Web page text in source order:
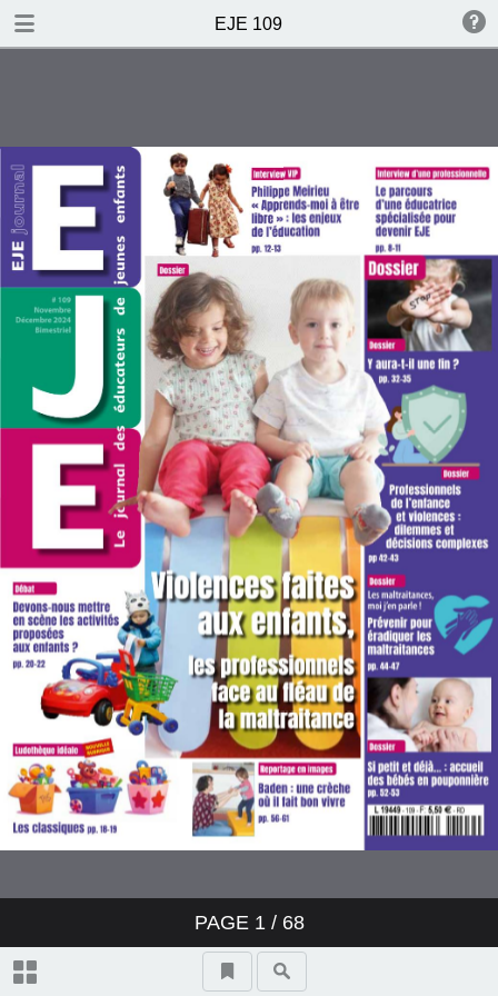
EJE 109
PAGE 1/ 68
Une professionnelle
aux deux casquettes
Interview de Justine Bry
par Christine Dain
« Apprends-moi à être libre » :
les enjeux de l’éducation
[Interview VIP]
Philippe Meirieu
Les classiques
[Ludothèque idéale]
Céline Fleuet
Devons-nous mettre
en scène les activités
proposées aux enfants ?
[Débat] Anthony Stephanov,
Ludivine Noyers et Isabelle Weber
Le toboggan :
glisser vers l’autonomie
et l’imaginaire
[Matériel]
Jessica Lebris
Dossier
Violences faites aux enfants :
les professionnels face au fléau de
Aline Morel